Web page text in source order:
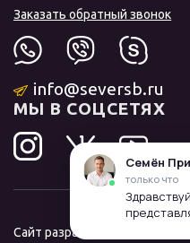
Заказать обратный звонок
info@seversb.ru
МЫ В СОЦСЕТЯХ
Сайт разработал и продвинул